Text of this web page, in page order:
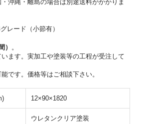
沖縄・離島の場合は別途送料がかかりま
レード（小節有）
）
。
ます。実加工や塗装等の工程が受注して
です。価格等はご相談下さい。
12×90×1820
ウレタンクリア塗装